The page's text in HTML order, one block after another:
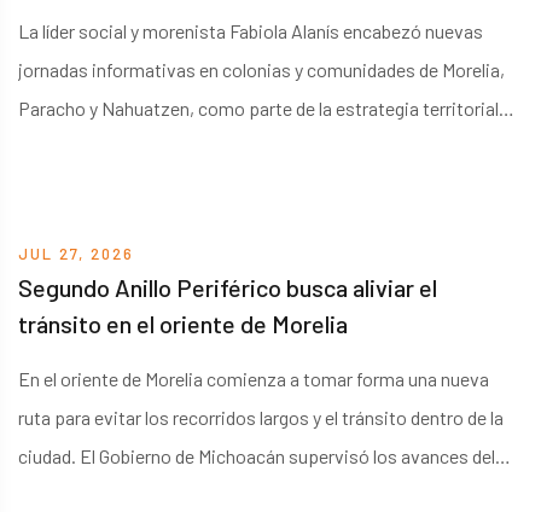
La líder social y morenista Fabiola Alanís encabezó nuevas
jornadas informativas en colonias y comunidades de Morelia,
Paracho y Nahuatzen, como parte de la estrategia territorial
fortalezas del movimiento y una herramienta fundamental para
fortalecer la participación social.
JUL 27, 2026
Segundo Anillo Periférico busca aliviar el
tránsito en el oriente de Morelia
En el oriente de Morelia comienza a tomar forma una nueva
ruta para evitar los recorridos largos y el tránsito dentro de la
ciudad. El Gobierno de Michoacán supervisó los avances del